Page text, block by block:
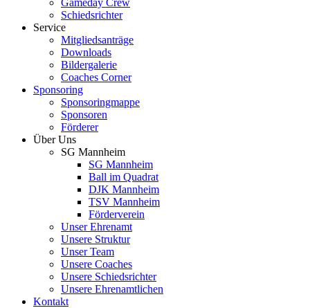
Gameday Crew
Schiedsrichter
Service
Mitgliedsanträge
Downloads
Bildergalerie
Coaches Corner
Sponsoring
Sponsoringmappe
Sponsoren
Förderer
Über Uns
SG Mannheim
SG Mannheim
Ball im Quadrat
DJK Mannheim
TSV Mannheim
Förderverein
Unser Ehrenamt
Unsere Struktur
Unser Team
Unsere Coaches
Unsere Schiedsrichter
Unsere Ehrenamtlichen
Kontakt